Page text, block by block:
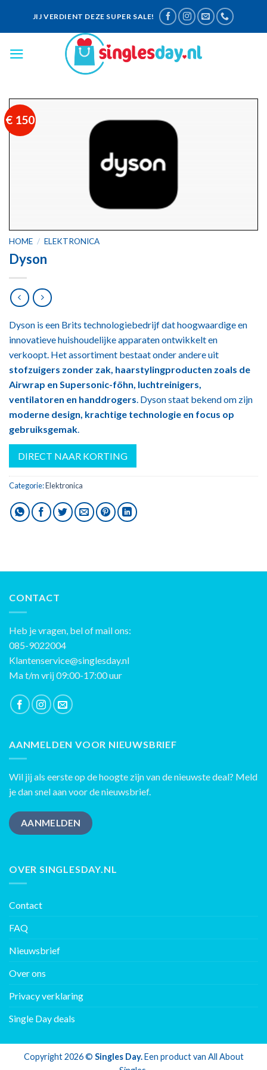
content
JIJ VERDIENT DEZE SUPER SALE!
€ 150
HOME / ELEKTRONICA
Dyson
Dyson is een Brits technologiebedrijf dat hoogwaardige en
innovatieve huishoudelijke apparaten ontwikkelt en
verkoopt. Het assortiment bestaat onder andere uit
stofzuigers zonder zak, haarstylingproducten zoals de
Airwrap en Supersonic-föhn, luchtreinigers,
ventilatoren en handdrogers . Dyson staat bekend om zijn
moderne design, krachtige technologie en focus op
gebruiksgemak
DIRECT NAAR KORTING
Categorie:Elektronica
CONTACT
Heb je vragen, bel of mail ons:
085-9022004
Klantenservice@singlesday.nl
Ma t/m vrij 09:00-17:00 uur
AANMELDEN VOOR NIEUWSBRIEF
Wil jij als eerste op de hoogte zijn van de nieuwste deal? Meld
je dan snel aan voor de nieuwsbrief.
AANMELDEN
OVER SINGLESDAY.NL
Contact
FAQ
Nieuwsbrief
Over ons
Privacy verklaring
Single Day deals
Copyright 2026 © Singles Day.Een product van All About